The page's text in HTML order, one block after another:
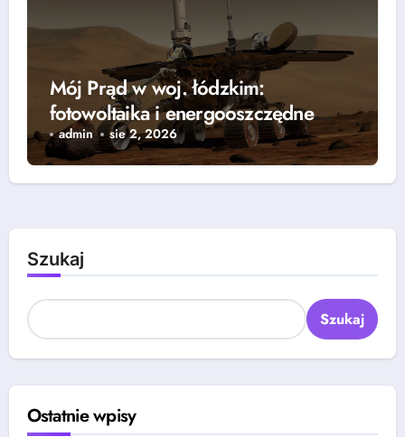
Mój Prąd w woj. łódzkim:
fotowoltaika i energooszczędne
rozwiązania — grzejniki, pompy
ciepła i lampy parkingowe
admin sie 2, 2026
Szukaj
Szukaj
Ostatnie wpisy